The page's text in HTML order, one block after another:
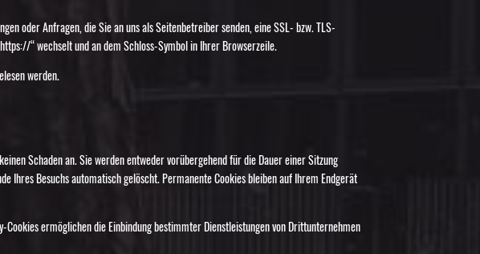
oder Anfragen, die Sie an uns als Seitenbetreiber senden, eine SSL- bzw. TLS-
“ wechselt und an dem Schloss-Symbol in Ihrer Browserzeile.
werden.
Schaden an. Sie werden entweder vorübergehend für die Dauer einer Sitzung
Ihres Besuchs automatisch gelöscht. Permanente Cookies bleiben auf Ihrem Endgerät
ermöglichen die Einbindung bestimmter Dienstleistungen von Drittunternehmen